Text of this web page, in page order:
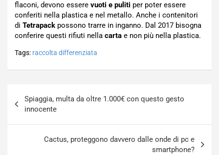
flaconi, devono essere vuoti e puliti per poter essere
conferiti nella plastica e nel metallo. Anche i contenitori
di Tetrapack possono trarre in inganno. Dal 2017 bisogna
conferire questi rifiuti nella carta e non più nella plastica.
Tags: raccolta differenziata
articoli
Spiaggia, multa da oltre 1.000€ con questo gesto
innocente
Cactus, proteggono davvero dalle onde di pc e
smartphone?